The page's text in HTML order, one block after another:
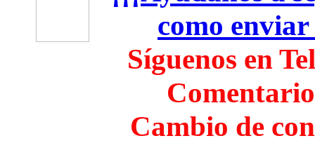
como
Síguenos en
Cambio de